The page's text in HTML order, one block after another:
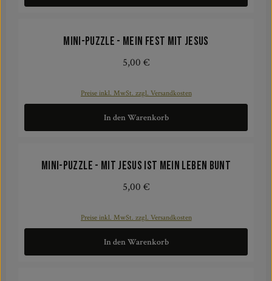
Mini-Puzzle - Mein Fest mit Jesus
Regulärer Preis:
5,00 €
Preise inkl. MwSt. zzgl. Versandkosten
In den Warenkorb
Mini-Puzzle - Mit Jesus ist mein Leben bunt
Regulärer Preis:
5,00 €
Preise inkl. MwSt. zzgl. Versandkosten
In den Warenkorb